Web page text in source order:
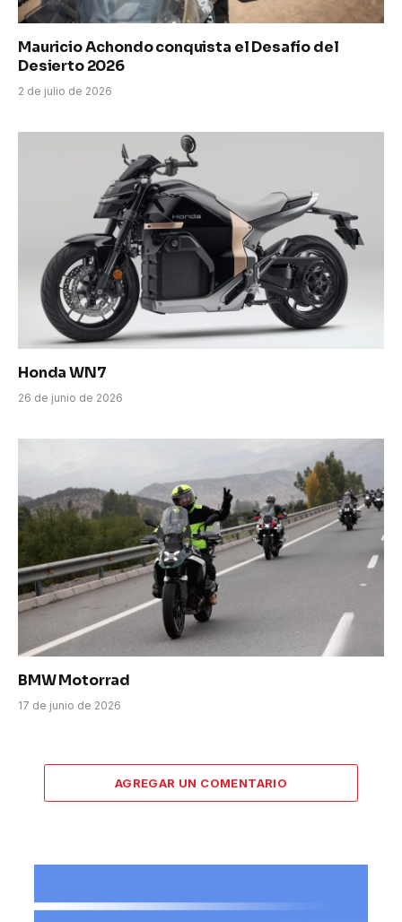
Mauricio Achondo conquista el Desafío del
Desierto 2026
2 de julio de 2026
Honda WN7
26 de junio de 2026
BMW Motorrad
17 de junio de 2026
AGREGAR UN COMENTARIO